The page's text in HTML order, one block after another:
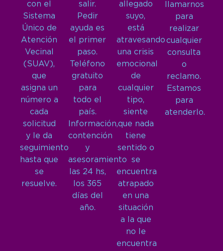
con el
Sistema
Único de
Atención
Vecinal
(SUAV),
que
asigna un
número a
cada
solicitud
y le da
seguimiento
hasta que
se
resuelve.
salir.
Pedir
ayuda es
el primer
paso.
Teléfono
gratuito
para
todo el
país.
Información,
contención
y
asesoramiento
las 24 hs,
los 365
días del
año.
allegado
suyo,
está
atravesando
una crisis
emocional
de
cualquier
tipo,
siente
que nada
tiene
sentido o
se
encuentra
atrapado
en una
situación
a la que
no le
encuentra
llamarnos
para
realizar
cualquier
consulta
o
reclamo.
Estamos
para
atenderlo.